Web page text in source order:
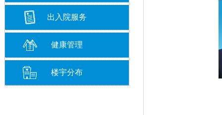
出入院服务
健康管理
楼宇分布